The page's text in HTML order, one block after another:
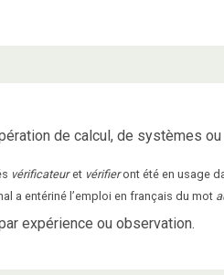
de calcul, de systèmes
vérificateur et vérifier ont été en usage
a entériné l’emploi en français du mot
expérience ou observation.